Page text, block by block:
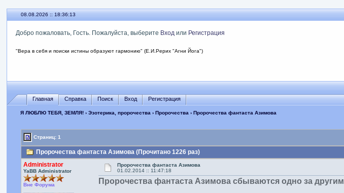
08.08.2026 :: 18:36:14
Добро пожаловать, Гость. Пожалуйста, выберите Вход или Регистрация
"Вера в себя и поиски истины образуют гармонию" (Е.И.Рерих "Агни Йога")
Главная Справка Поиск Вход Регистрация
Я ЛЮБЛЮ ТЕБЯ, ЗЕМЛЯ! ›Эзотерика, пророчества ›Пророчества › Пророчества фантаста Азимова
Страниц: 1
Пророчества фантаста Азимова (Прочитано 1226 раз)
Administrator
YaBB Administrator
Вне Форума
Пророчества фантаста Азимова
01.02.2014 :: 11:47:18
Пророчества фантаста Азимова сбываются одно за другим